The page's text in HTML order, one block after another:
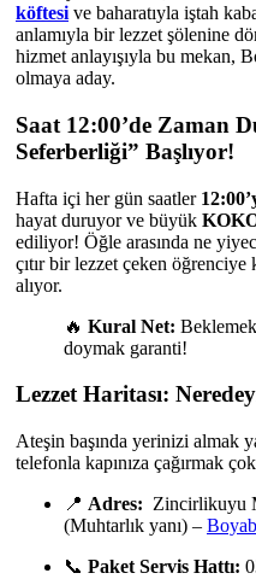
köftesi ve baharatıyla iştah
anlamıyla bir lezzet şölenine
hizmet anlayışıyla bu mekan,
olmaya aday.
Saat 12:00’de Zaman
Seferberliği” Başlıyor!
Hafta içi her gün saatler
hayat duruyor ve büyük
ediliyor! Öğle arasında ne
çıtır bir lezzet çeken
alıyor.
🔥 Kural Net:
doymak garanti!
Lezzet Haritası:
Ateşin başında yerinizi almak
telefonla kapınıza çağırmak
📍 Adres: Zincirlikuyu
(Muhtarlık yanı) –
📞 Paket Servis Hattı: